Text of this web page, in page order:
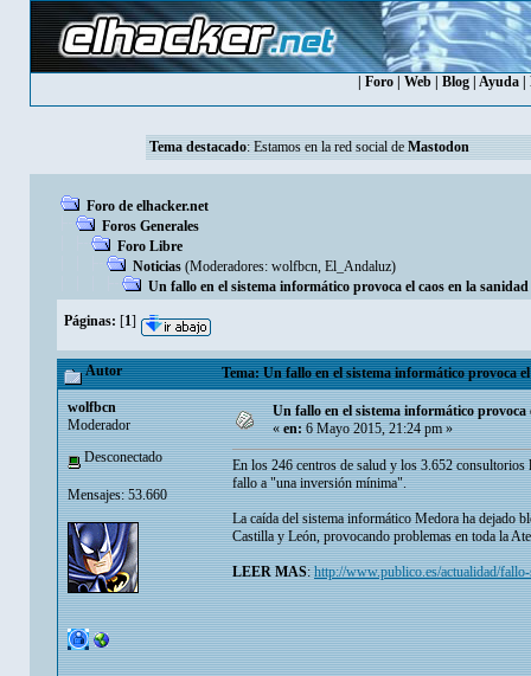
Foro| Web| Blog| Ayuda|
Tema destacado: Estamos en la red social de Mastodon
Foro de elhacker.net
Foros Generales
Foro Libre
Noticias (Moderadores: wolfbcn, El_Andaluz)
Un fallo en el sistema informático provoca el caos en la
Páginas: [1]
Autor Tema: Un fallo en el sistema informático provoca
wolfbcn
Moderador
Desconectado
Mensajes: 53.660
Un fallo en el sistema informático provoca
«en:6 Mayo 2015, 21:24 pm »
En los 246 centros de salud y los 3.652 consultorios
fallo a "una inversión mínima".
La caída del sistema informático Medora ha dejado
Castilla y León, provocando problemas en toda la
LEER MAS:http://www.publico.es/actualidad/